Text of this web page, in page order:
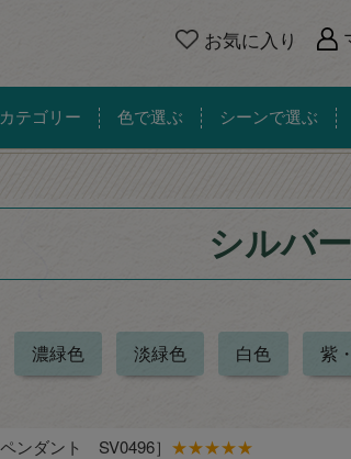
お気に入り
カテゴリー 色で選ぶ シーンで選ぶ
シルバ
濃緑色 淡緑色 白色 紫
ンダント SV0496］ ★★★★★